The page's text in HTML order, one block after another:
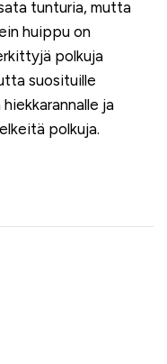
tunturia, mutta
huippu on
polkuja
suosituille
ja
polkuja.